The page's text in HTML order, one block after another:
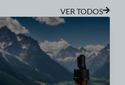
VER TODOS